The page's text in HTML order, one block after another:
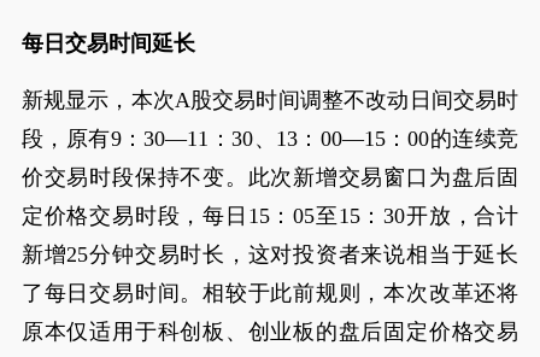
每日交易时间延长
新规显示，本次A股交易时间调整不改动日间交易时
段，原有9：30—11：30、13：00—15：00的连续竞
价交易时段保持不变。此次新增交易窗口为盘后固
定价格交易时段，每日15：05至15：30开放，合计
新增25分钟交易时长，这对投资者来说相当于延长
了每日交易时间。相较于此前规则，本次改革还将
原本仅适用于科创板、创业板的盘后固定价格交易